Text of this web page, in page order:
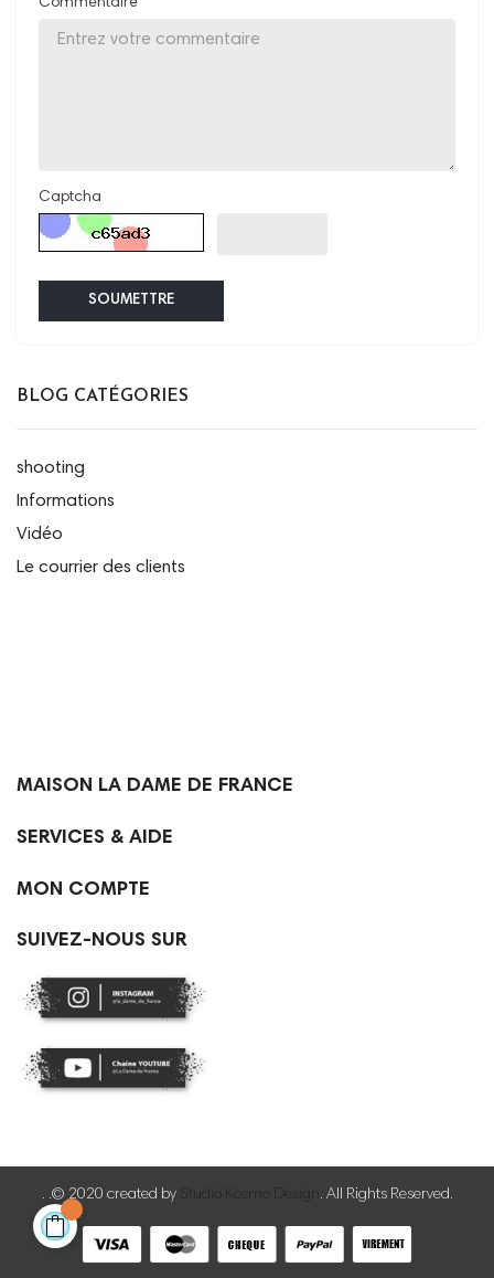
Commentaire
Captcha
SOUMETTRE
BLOG CATÉGORIES
shooting
Informations
Vidéo
Le courrier des clients
MAISON LA DAME DE FRANCE
SERVICES & AIDE
MON COMPTE
SUIVEZ-NOUS SUR
. .© 2020 created by Studio Kosmo Design . All Rights Reserved.